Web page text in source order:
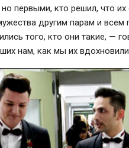
первыми, кто решил, что
другим парам и всем
того, кто они такие, —
нам, как мы их